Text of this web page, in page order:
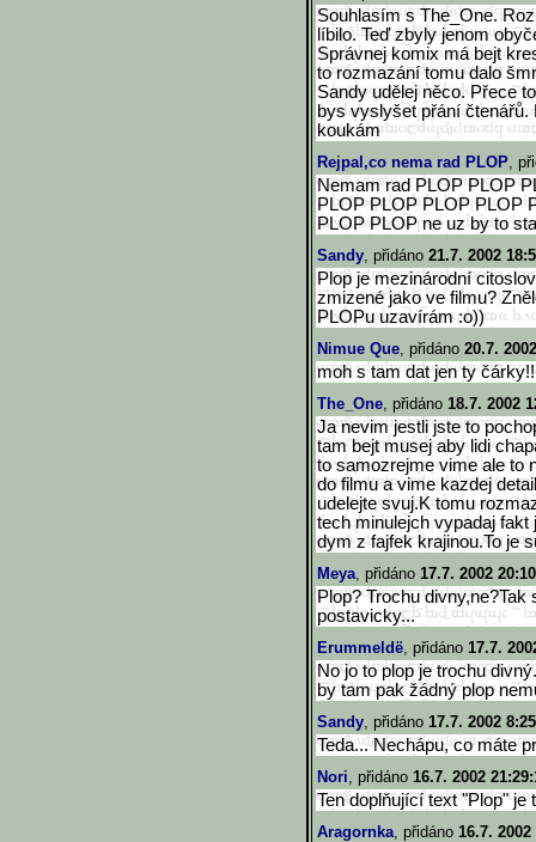
Souhlasím s The_One.
líbilo. Teď zbyly jenom
Správnej komix má bejt
to rozmazání tomu dalo
Sandy udělej něco. Přece
bys vyslyšet přání
koukám
Rejpal,co nema rad PLOP,
Nemam rad PLOP PLOP
PLOP PLOP PLOP PLOP
PLOP PLOP ne uz by to
Sandy, přidáno 21.7. 2002
Plop je mezinárodní
zmizené jako ve filmu?
PLOPu uzavírám :o))
Nimue Que, přidáno 20.7.
moh s tam dat jen ty
The_One, přidáno 18.7. 2002
Ja nevim jestli jste to
tam bejt musej aby lidi
to samozrejme vime ale to
do filmu a vime kazdej
udelejte svuj.K tomu
tech minulejch vypadaj fakt
dym z fajfek krajinou.To je
Meya, přidáno 17.7. 2002
Plop? Trochu
postavicky...
Erummeldë, přidáno 17.7.
No jo to plop je trochu
by tam pak žádný plop
Sandy, přidáno 17.7. 2002
Teda... Nechápu, co máte
Nori, přidáno 16.7. 2002
Ten doplňující text "Plop"
Aragornka, přidáno 16.7. 2002